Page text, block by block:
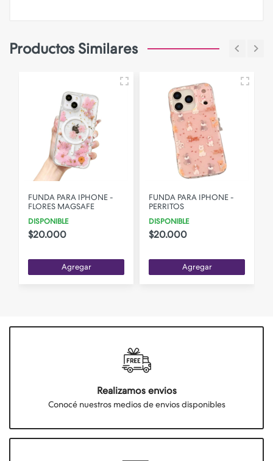
Productos Similares
FUNDA PARA IPHONE -
FLORES MAGSAFE
DISPONIBLE
$20.000
Agregar
FUNDA PARA IPHONE -
PERRITOS
DISPONIBLE
$20.000
Agregar
Realizamos envios
Conocé nuestros medios de envios disponibles